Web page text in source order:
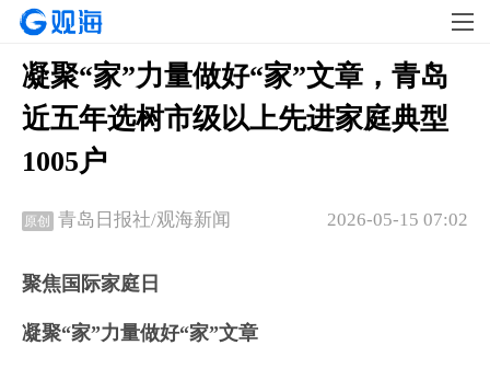
凝聚“家”力量做好“家”文章，青岛
近五年选树市级以上先进家庭典型
1005户
原创 2026-05-15 07:02
青岛日报社/观海新闻
聚焦国际家庭日
凝聚“家”力量做好“家”文章